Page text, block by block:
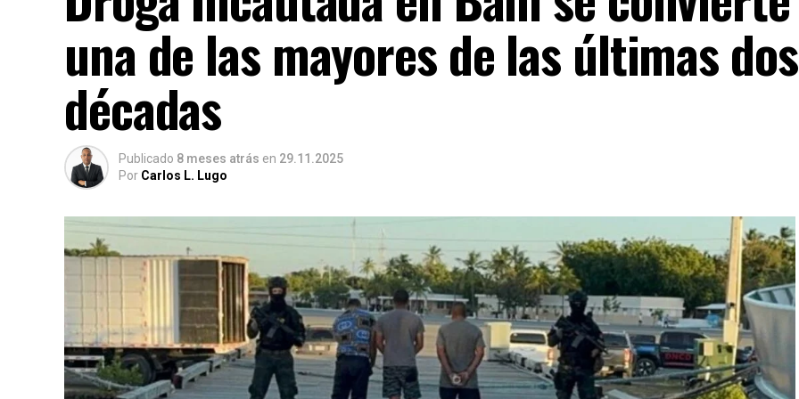
una de las mayores de las últimas dos
décadas
Publicado 8 meses atrás en 29.11.2025
Por Carlos L. Lugo